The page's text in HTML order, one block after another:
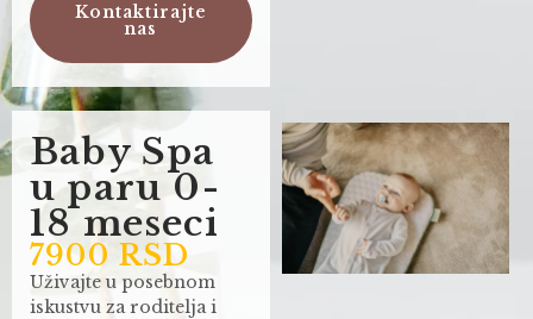
Kontaktirajte
nas
Baby Spa
u paru 0-
18 meseci
7900 RSD
Uživajte u posebnom
iskustvu za roditelja i